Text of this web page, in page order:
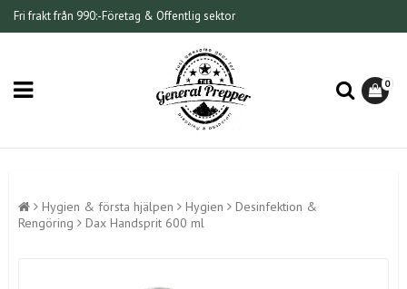
Fri frakt från 990:-Företag & Offentlig sektor
0
Hygien & första hjälpen Hygien
Desinfektion &
Rengöring
Dax Handsprit 600 ml